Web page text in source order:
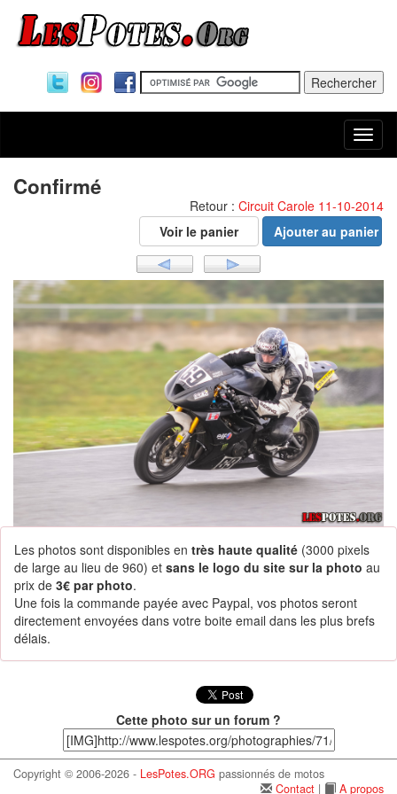
Confirmé
Retour : Circuit Carole 11-10-2014
Les photos sont disponibles en très haute qualité (3000 pixels
de large au lieu de 960) et sans le logo du site sur la photo au
prix de 3€ par photo.
Une fois la commande payée avec Paypal, vos photos seront
directement envoyées dans votre boite email dans les plus brefs
délais.
Cette photo sur un forum ?
Copyright © 2006-2026 - LesPotes.ORG passionnés de motos
Contact | A propos